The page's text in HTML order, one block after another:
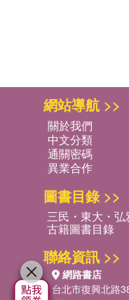
網站導航 >>
關於我們
中文分類
通關密碼
異業合作
圖書目錄 >>
三民・東大・弘
古籍圖書目錄
聯絡資訊 >>
網路書店
台北市復興北路